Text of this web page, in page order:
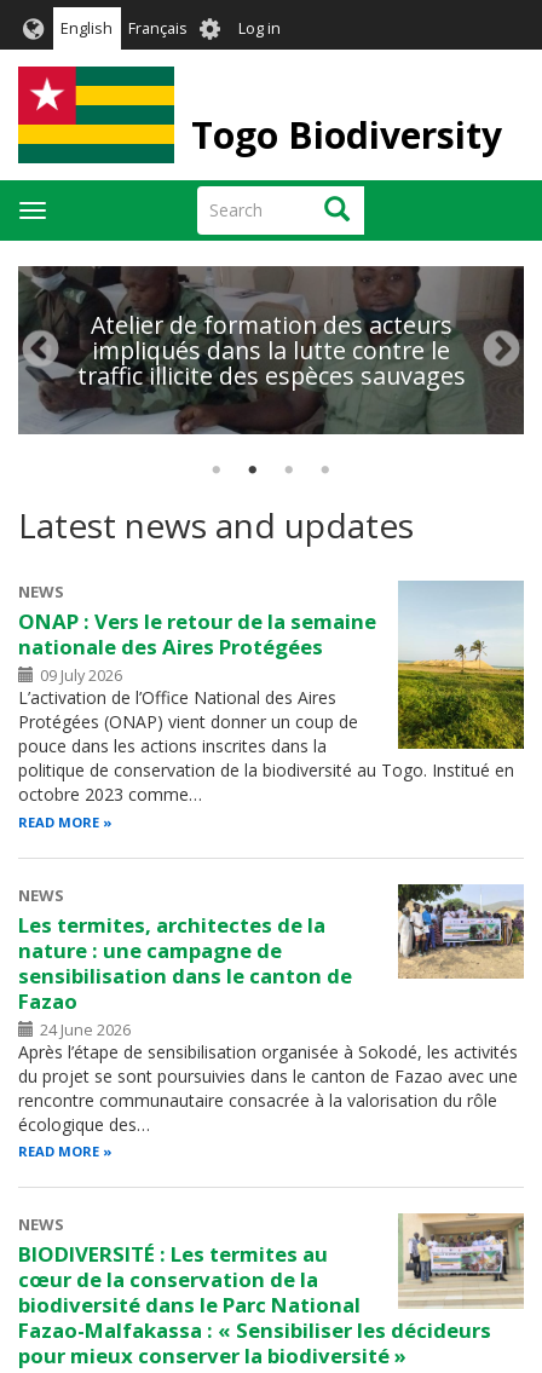
content
English Français User
account
Log in
Togo Biodiversity
Search Search
Toggle
navigation
Atelier de formation des acteurs
impliqués dans la lutte contre le
traffic illicite des espèces sauvages
Latest news and updates
NEWS
ONAP : Vers le retour de la semaine
nationale des Aires Protégées
09 July 2026
L’activation de l’Office National des Aires
Protégées (ONAP) vient donner un coup de
pouce dans les actions inscrites dans la
politique de conservation de la biodiversité au Togo. Institué en
octobre 2023 comme…
READ MORE
NEWS
Les termites, architectes de la
nature : une campagne de
sensibilisation dans le canton de
Fazao
24 June 2026
Après l’étape de sensibilisation organisée à Sokodé, les activités
du projet se sont poursuivies dans le canton de Fazao avec une
rencontre communautaire consacrée à la valorisation du rôle
écologique des…
READ MORE
NEWS
BIODIVERSITÉ : Les termites au
cœur de la conservation de la
biodiversité dans le Parc National
Fazao-Malfakassa : « Sensibiliser les décideurs
pour mieux conserver la biodiversité »